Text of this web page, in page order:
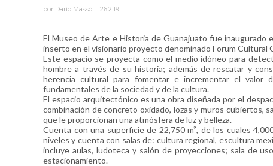
por Darío Massó 26.2.19
El Museo de Arte e Historia de Guanajuato fue inaugurado
inserto en el visionario proyecto denominado Forum
Este espacio se proyecta como el medio idóneo para
hombre a través de su historia; además de rescatar y
herencia cultural para fomentar e incrementar el
fundamentales de la sociedad y de la cultura.
El espacio arquitectónico es una obra diseñada por el
combinación de concreto oxidado, lozas y muros cubiertos,
que le proporcionan una atmósfera de luz y belleza.
Cuenta con una superficie de 22,750 m², de los cuales
niveles y cuenta con salas de: cultura regional, escultura
incluye aulas, ludoteca y salón de proyecciones; sala de
estacionamiento.